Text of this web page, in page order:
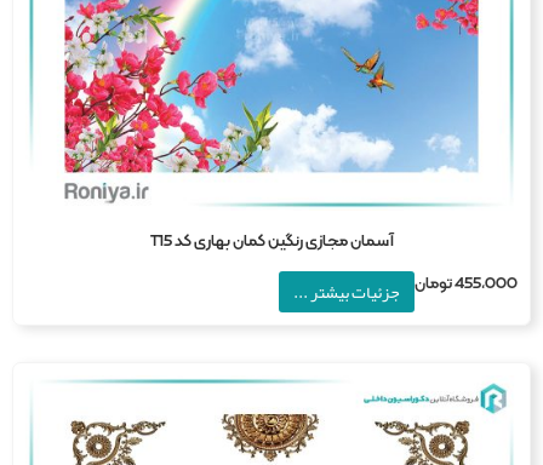
آسمان مجازی رنگین کمان بهاری کد T15
تومان جزئیات بیشتر ...